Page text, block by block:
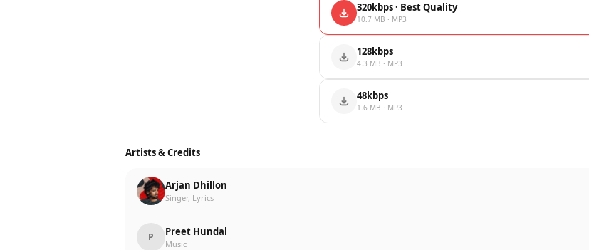
320kbps · Best Quality
10.7 MB · MP3
128kbps
4.3 MB · MP3
48kbps
1.6 MB · MP3
Artists & Credits
Arjan Dhillon
Singer, Lyrics
P Preet Hundal
Music